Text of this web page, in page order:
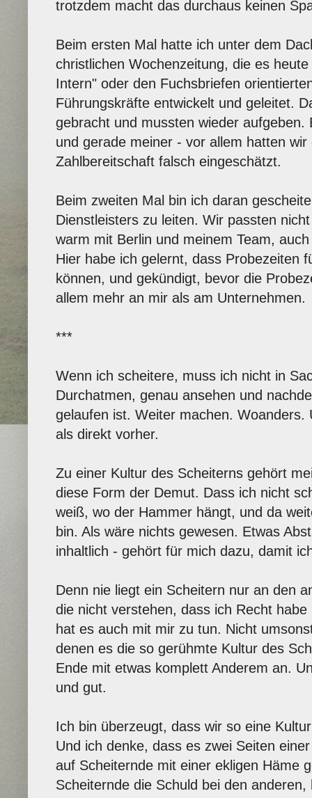
trotzdem macht das durchaus keinen
Beim ersten Mal hatte ich unter dem
christlichen Wochenzeitung, die es
Intern" oder den Fuchsbriefen
Führungskräfte entwickelt und geleitet.
gebracht und mussten wieder
und gerade meiner - vor allem hatten
Zahlbereitschaft falsch eingeschätzt.
Beim zweiten Mal bin ich daran
Dienstleisters zu leiten. Wir passten
warm mit Berlin und meinem Team,
Hier habe ich gelernt, dass Probezeiten
können, und gekündigt, bevor die
allem mehr an mir als am Unternehmen.
***
Wenn ich scheitere, muss ich nicht in
Durchatmen, genau ansehen und
gelaufen ist. Weiter machen. Woanders.
als direkt vorher.
Zu einer Kultur des Scheiterns gehört
diese Form der Demut. Dass ich nicht
weiß, wo der Hammer hängt, und da
bin. Als wäre nichts gewesen. Etwas
inhaltlich - gehört für mich dazu, damit
Denn nie liegt ein Scheitern nur an den
die nicht verstehen, dass ich Recht
hat es auch mit mir zu tun. Nicht
denen es die so gerühmte Kultur des
Ende mit etwas komplett Anderem an.
und gut.
Ich bin überzeugt, dass wir so eine
Und ich denke, dass es zwei Seiten
auf Scheiternde mit einer ekligen Häme
Scheiternde die Schuld bei den